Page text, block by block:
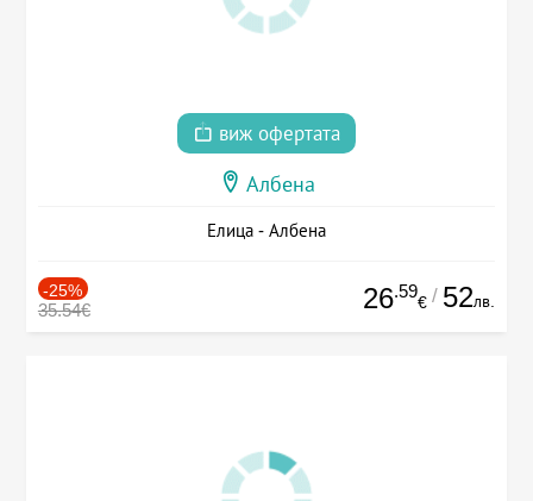
виж офертата
Албена
Елица - Албена
-25%
35.54€ 26.59
€ / 52лв.